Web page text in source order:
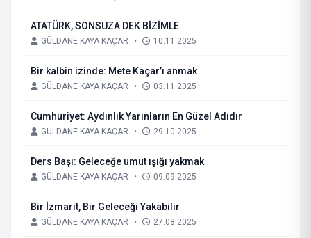
ATATÜRK, SONSUZA DEK BİZİMLE
GÜLDANE KAYA KAÇAR • 10.11.2025
Bir kalbin izinde: Mete Kaçar’ı anmak
GÜLDANE KAYA KAÇAR • 03.11.2025
Cumhuriyet: Aydınlık Yarınların En Güzel Adıdır
GÜLDANE KAYA KAÇAR • 29.10.2025
Ders Başı: Geleceğe umut ışığı yakmak
GÜLDANE KAYA KAÇAR • 09.09.2025
Bir İzmarit, Bir Geleceği Yakabilir
GÜLDANE KAYA KAÇAR • 27.08.2025